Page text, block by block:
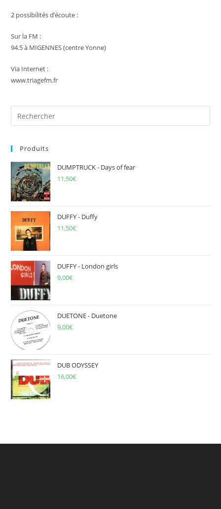
2 possibilités d’écoute :
Sur la FM :
94.5 à MIGENNES (centre Yonne)
Via Internet :
www.triagefm.fr
Produits
DUMPTRUCK - Days of fear
11,50€
DUFFY - Duffy
11,50€
DUFFY - London girls
9,00€
DUETONE - Duetone
9,00€
DUB ODYSSEY
16,00€